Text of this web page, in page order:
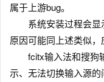
属于上游bug。
系统安装过程会显
原因可能同上述类似，
fcitx输入法和搜狗
示、无法切换输入源